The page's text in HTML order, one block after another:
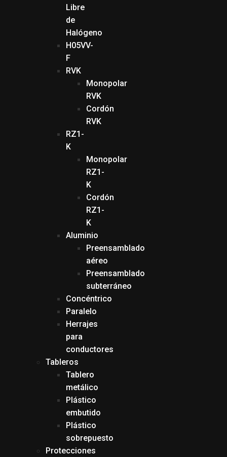
Libre
de
Halógeno
H05VV-
F
RVK
Monopolar
RVK
Cordón
RVK
RZ1-
K
Monopolar
RZ1-
K
Cordón
RZ1-
K
Aluminio
Preensamblado
aéreo
Preensamblado
subterráneo
Concéntrico
Paralelo
Herrajes
para
conductores
Tableros
Tablero
metálico
Plástico
embutido
Plástico
sobrepuesto
Protecciones